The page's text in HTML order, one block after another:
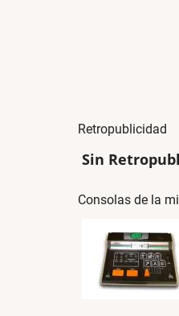
Retropublicidad
Sin
Consolas de la